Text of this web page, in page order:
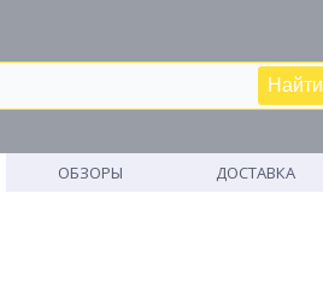
Найти
ОБЗОРЫ ДОСТАВКА